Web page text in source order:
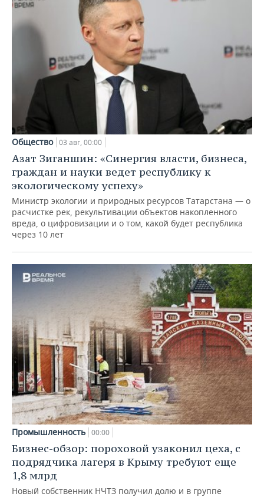
Общество 03 авг, 00:00
Азат Зиганшин: «Синергия власти, бизнеса,
граждан и науки ведет республику к
экологическому успеху»
Министр экологии и природных ресурсов Татарстана — о
расчистке рек, рекультивации объектов накопленного
вреда, о цифровизации и о том, какой будет республика
через 10 лет
Промышленность 00:00
Бизнес-обзор: пороховой узаконил цеха, с
подрядчика лагеря в Крыму требуют еще
1,8 млрд
Новый собственник НЧТЗ получил долю и в группе